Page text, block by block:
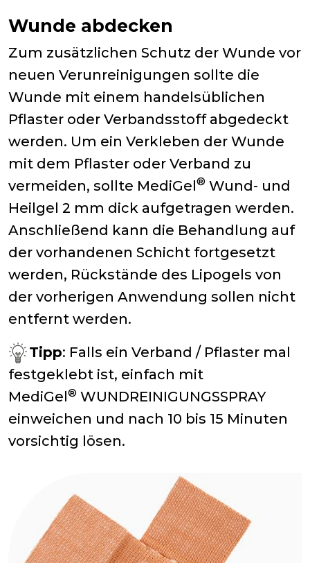
Wunde abdecken
Zum zusätzlichen Schutz der Wunde vor
neuen Verunreinigungen sollte die
Wunde mit einem handelsüblichen
Pflaster oder Verbandsstoff abgedeckt
werden. Um ein Verkleben der Wunde
mit dem Pflaster oder Verband zu
vermeiden, sollte MediGel® Wund- und
Heilgel 2 mm dick aufgetragen werden.
Anschließend kann die Behandlung auf
der vorhandenen Schicht fortgesetzt
werden, Rückstände des Lipogels von
der vorherigen Anwendung sollen nicht
entfernt werden.
Tipp: Falls ein Verband / Pflaster mal
festgeklebt ist, einfach mit
MediGel ® WUNDREINIGUNGSSPRAY
einweichen und nach 10 bis 15 Minuten
vorsichtig lösen.